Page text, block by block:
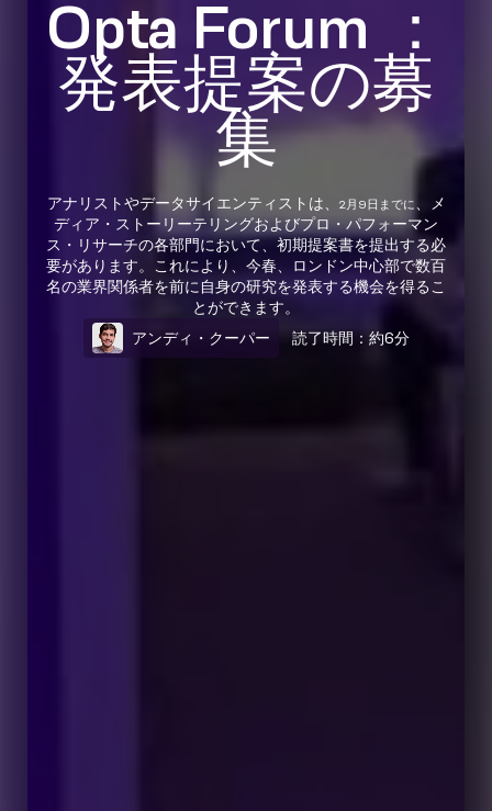
Opta Forum ：
発表提案の募
集
アナリストやデータサイエンティストは、 2月9日までに
、メ
ディア・ストーリーテリングおよびプロ・パフォーマン
ス・リサーチの各部門において、初期提案書を提出する必
要があります。これにより、今春、ロンドン中心部で数百
名の業界関係者を前に自身の研究を発表する機会を得るこ
とができます。
アンディ・クーパー
読了時間：約6分